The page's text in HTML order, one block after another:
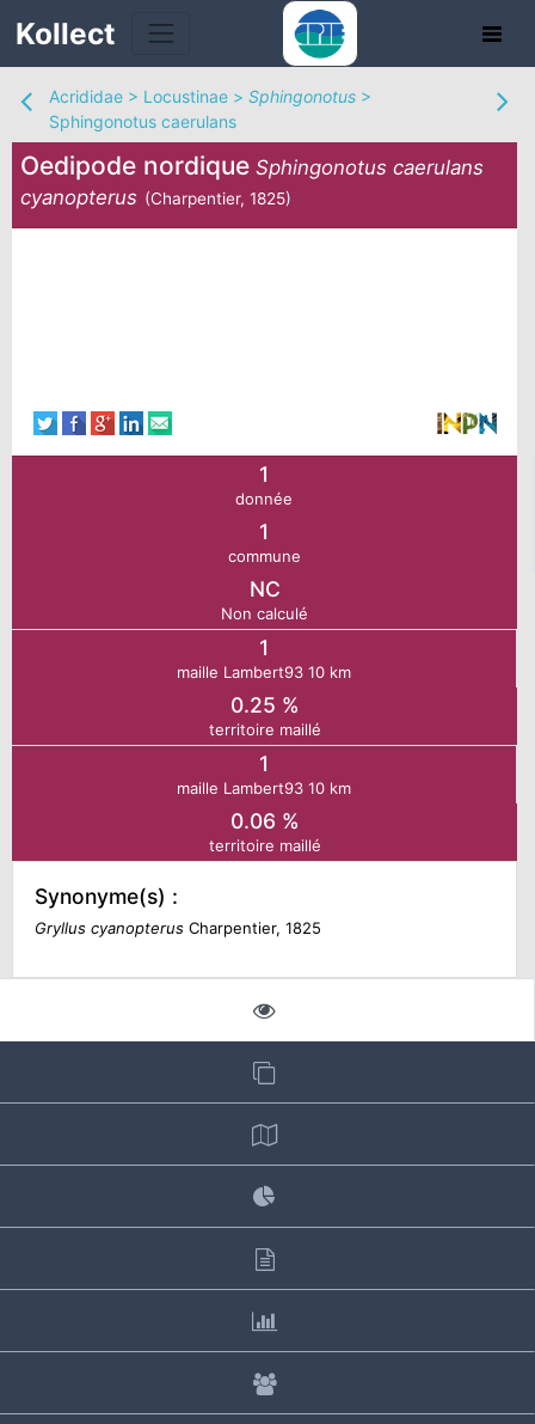
Kollect
Acrididae > Locustinae > Sphingonotus >
Sphingonotus caerulans
Oedipode nordique Sphingonotus caerulans
cyanopterus (Charpentier, 1825)
1
donnée
1
commune
NC
Non calculé
1
maille Lambert93 10 km
0.25 %
territoire maillé
1
maille Lambert93 10 km
0.06 %
territoire maillé
Synonyme(s) :
Gryllus cyanopterusCharpentier, 1825